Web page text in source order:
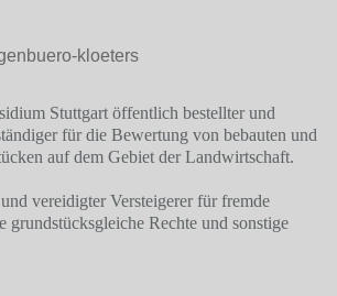
Stuttgart öffentlich bestellter und
für die Bewertung von bebauten und
auf dem Gebiet der Landwirtschaft.
vereidigter Versteigerer für fremde
grundstücksgleiche Rechte und sonstige